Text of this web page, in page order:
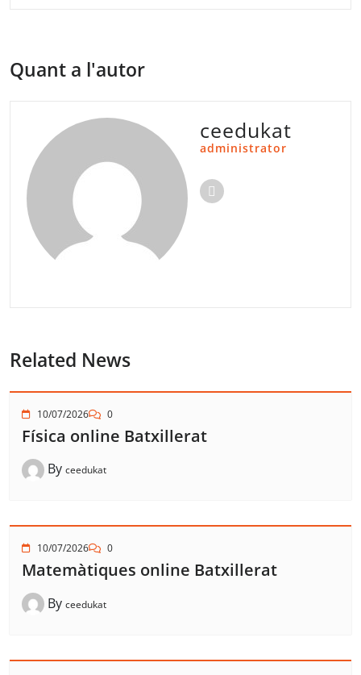
Quant a l'autor
ceedukat
administrator
Related News
10/07/2026 0
Física online Batxillerat
By ceedukat
10/07/2026 0
Matemàtiques online Batxillerat
By ceedukat